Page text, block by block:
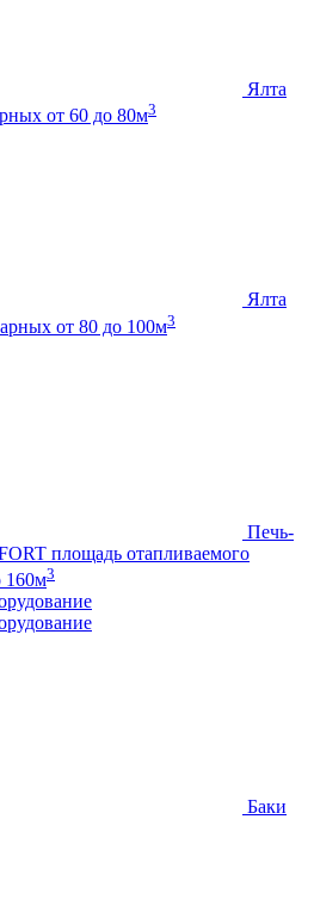
Ялта
от 60 до 80м3
Ялта
от 80 до 100м3
Печь-
площадь отапливаемого
160м3
Баки